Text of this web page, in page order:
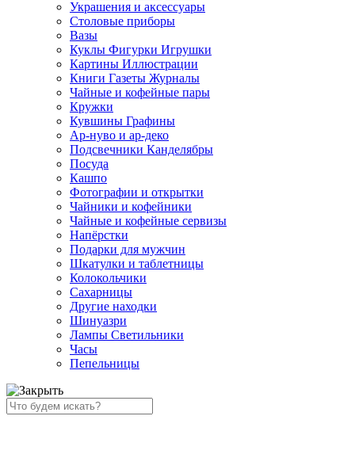
Украшения и аксессуары
Столовые приборы
Вазы
Куклы Фигурки Игрушки
Картины Иллюстрации
Книги Газеты Журналы
Чайные и кофейные пары
Кружки
Кувшины Графины
Ар-нуво и ар-деко
Подсвечники Канделябры
Посуда
Кашпо
Фотографии и открытки
Чайники и кофейники
Чайные и кофейные сервизы
Напёрстки
Подарки для мужчин
Шкатулки и таблетницы
Колокольчики
Сахарницы
Другие находки
Шинуазри
Лампы Светильники
Часы
Пепельницы